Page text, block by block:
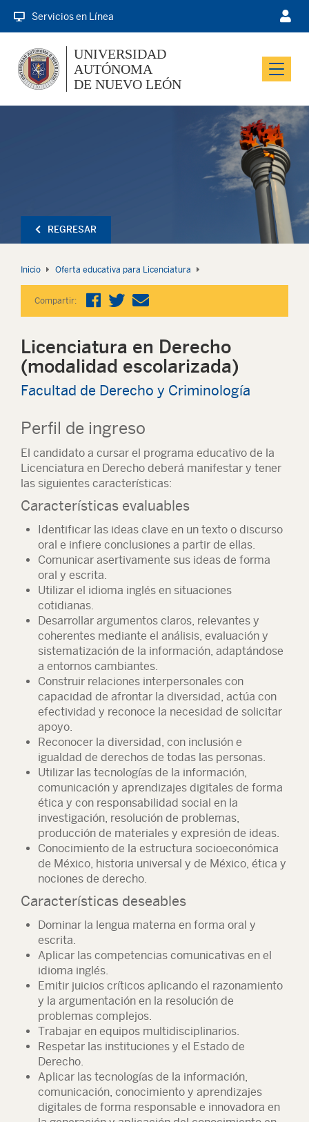
Servicios en Línea
Menu
UNIVERSIDAD
AUTÓNOMA
DE NUEVO LEÓN
REGRESAR
Inicio Oferta educativa para Licenciatura
Compartir:
Licenciatura en Derecho
(modalidad escolarizada)
Facultad de Derecho y Criminología
Perfil de ingreso
El candidato a cursar el programa educativo de la
Licenciatura en Derecho deberá manifestar y tener
las siguientes características:
Características evaluables
Identificar las ideas clave en un texto o discurso
oral e infiere conclusiones a partir de ellas.
Comunicar asertivamente sus ideas de forma
oral y escrita.
Utilizar el idioma inglés en situaciones
cotidianas.
Desarrollar argumentos claros, relevantes y
coherentes mediante el análisis, evaluación y
sistematización de la información, adaptándose
a entornos cambiantes.
Construir relaciones interpersonales con
capacidad de afrontar la diversidad, actúa con
efectividad y reconoce la necesidad de solicitar
apoyo.
Reconocer la diversidad, con inclusión e
igualdad de derechos de todas las personas.
Utilizar las tecnologías de la información,
comunicación y aprendizajes digitales de forma
ética y con responsabilidad social en la
investigación, resolución de problemas,
producción de materiales y expresión de ideas.
Conocimiento de la estructura socioeconómica
de México, historia universal y de México, ética y
nociones de derecho.
Características deseables
Dominar la lengua materna en forma oral y
escrita.
Aplicar las competencias comunicativas en el
idioma inglés.
Emitir juicios críticos aplicando el razonamiento
y la argumentación en la resolución de
problemas complejos.
Trabajar en equipos multidisciplinarios.
Respetar las instituciones y el Estado de
Derecho.
Aplicar las tecnologías de la información,
comunicación, conocimiento y aprendizajes
digitales de forma responsable e innovadora en